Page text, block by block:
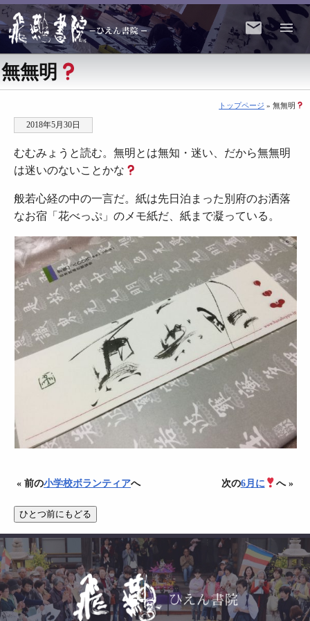
無無明
トップページ » 無無明
2018年5月30日
むむみょうと読む。無明とは無知・迷い、だから無無明
は迷いのないことかな
般若心経の中の一言だ。紙は先日泊まった別府のお洒落
なお宿「花べっぷ」のメモ紙だ、紙まで凝っている。
« 前の小学校ボランティアへ 次の6月に へ »